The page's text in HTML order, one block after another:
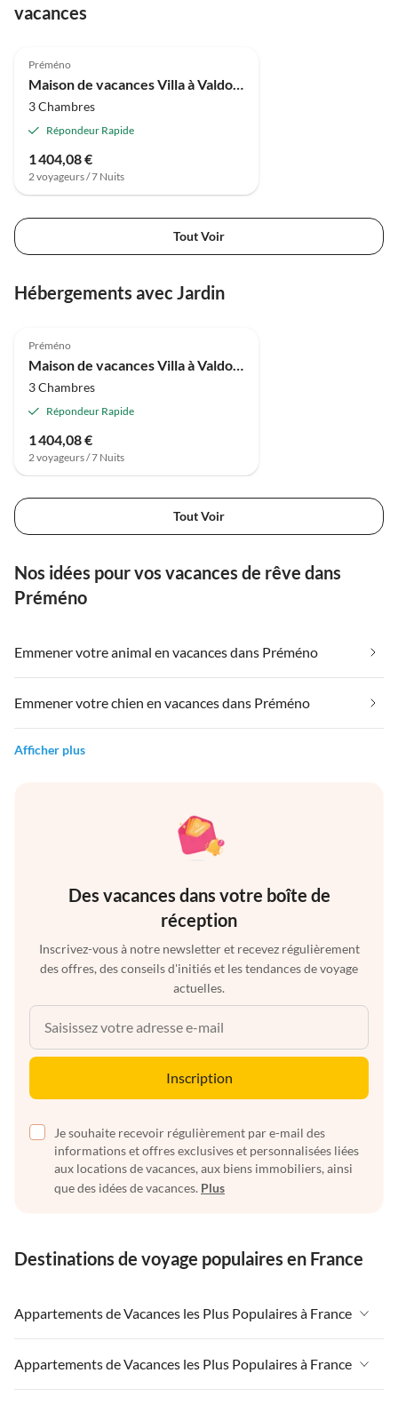
vacances
Préméno
Maison de vacances Villa à Valdora avec vue sur le Lac Majeur
3 Chambres
Répondeur Rapide
1 404,08 €
2 voyageurs / 7 Nuits
Tout Voir
Hébergements avec Jardin
Préméno
3 Chambres
Répondeur Rapide
1 404,08 €
2 voyageurs / 7 Nuits
Tout Voir
Nos idées pour vos vacances de rêve dans
Préméno
Emmener votre animal en vacances dans Préméno
Emmener votre chien en vacances dans Préméno
Afficher plus
Des vacances dans votre boîte de
réception
Inscrivez-vous à notre newsletter et recevez régulièrement
des offres, des conseils d'initiés et les tendances de voyage
actuelles.
Inscription
Je souhaite recevoir régulièrement par e-mail des
informations et offres exclusives et personnalisées liées
aux locations de vacances, aux biens immobiliers, ainsi
que des idées de vacances. Plus
Destinations de voyage populaires en France
Appartements de Vacances les Plus Populaires à France
Appartements de Vacances à France
Appartements de Vacances à Paris-Ile de France
Appartements de Vacances les Plus Populaires à France